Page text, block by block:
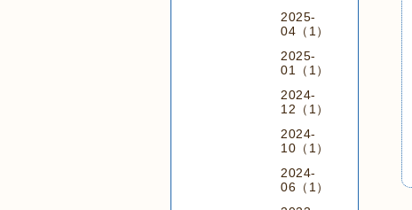
2025-
04（1）
2025-
01（1）
2024-
12（1）
2024-
10（1）
2024-
06（1）